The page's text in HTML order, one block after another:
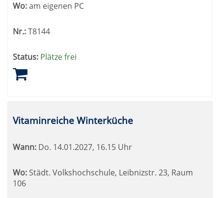
Wo:am eigenen PC
Nr.:T8144
Status: Plätze frei
Vitaminreiche Winterküche
Wann: Do. 14.01.2027, 16.15 Uhr
Wo: Städt. Volkshochschule, Leibnizstr. 23, Raum
106